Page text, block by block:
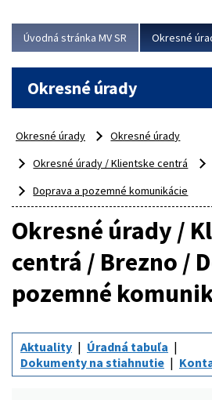
Viac
Úvodná stránka MV SR Okresné
Okresné úrady
Okresné úrady
Okresné úrady
Okresné úrady / Klientske centrá
Doprava a pozemné komunikácie
Okresné úrady /
centrá / Brezno /
pozemné
Aktuality
Úradná tabuľa
Dokumenty na stiahnutie